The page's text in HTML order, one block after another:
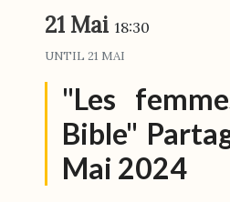
21 Mai 18:30
UNTIL 21 MAI
"Les
Bible"
Mai 2024